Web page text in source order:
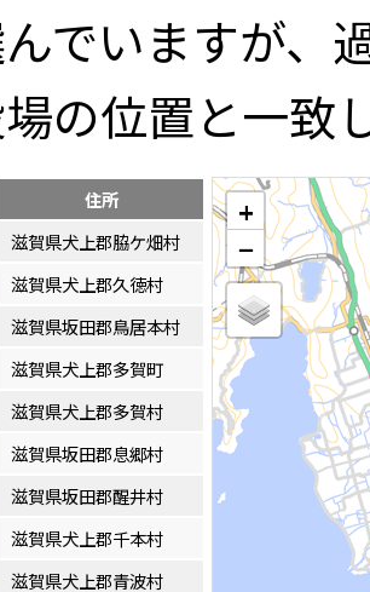
でいますが、
の位置と一致
住所
滋賀県犬上郡脇ケ畑村
滋賀県犬上郡久徳村
滋賀県坂田郡鳥居本村
滋賀県犬上郡多賀町
滋賀県犬上郡多賀村
滋賀県坂田郡息郷村
滋賀県坂田郡醒井村
滋賀県犬上郡千本村
滋賀県犬上郡青波村
+
−